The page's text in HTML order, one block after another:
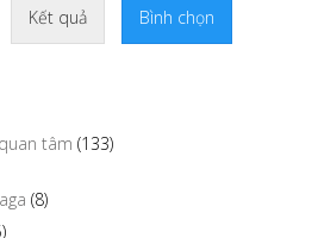
Kết quả Bình chọn
tâm (133)
(8)